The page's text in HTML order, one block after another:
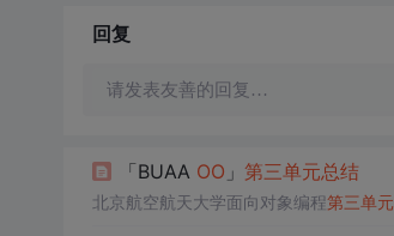
回复
请发表友善的回复…
「BUAA OO 」 第三单元总结
北京航空航天大学面向对象编程第三单元